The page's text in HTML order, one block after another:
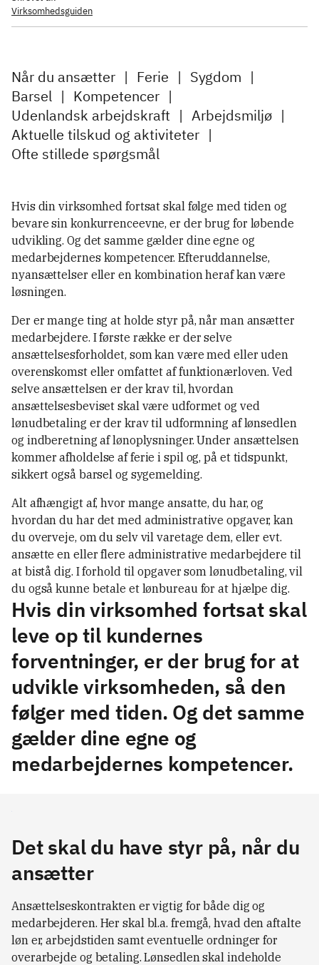
Virksomhedsguiden
Når du ansætter | Ferie | Sygdom |
Barsel | Kompetencer |
Udenlandsk arbejdskraft | Arbejdsmiljø |
Aktuelle tilskud og aktiviteter |
Ofte stillede spørgsmål
Hvis din virksomhed fortsat skal følge med tiden og
bevare sin konkurrenceevne, er der brug for løbende
udvikling. Og det samme gælder dine egne og
medarbejdernes kompetencer. Efteruddannelse,
nyansættelser eller en kombination heraf kan være
løsningen.
Der er mange ting at holde styr på, når man ansætter
medarbejdere. I første række er der selve
ansættelsesforholdet, som kan være med eller uden
overenskomst eller omfattet af funktionærloven. Ved
selve ansættelsen er der krav til, hvordan
ansættelsesbeviset skal være udformet og ved
lønudbetaling er der krav til udformning af lønsedlen
og indberetning af lønoplysninger. Under ansættelsen
kommer afholdelse af ferie i spil og, på et tidspunkt,
sikkert også barsel og sygemelding.
Alt afhængigt af, hvor mange ansatte, du har, og
hvordan du har det med administrative opgaver, kan
du overveje, om du selv vil varetage dem, eller evt.
ansætte en eller flere administrative medarbejdere til
at bistå dig. I forhold til opgaver som lønudbetaling, vil
du også kunne betale et lønbureau for at hjælpe dig.
Hvis din virksomhed fortsat skal
leve op til kundernes
forventninger, er der brug for at
udvikle virksomheden, så den
følger med tiden. Og det samme
gælder dine egne og
medarbejdernes kompetencer.
Det skal du have styr på, når du
ansætter
Ansættelseskontrakten er vigtig for både dig og
medarbejderen. Her skal bl.a. fremgå, hvad den aftalte
løn er, arbejdstiden samt eventuelle ordninger for
overarbejde og betaling. Lønsedlen skal indeholde